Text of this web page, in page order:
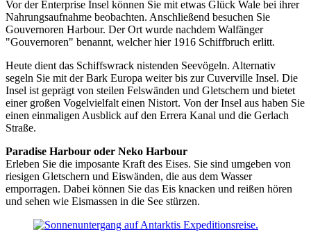
Vor der Enterprise Insel können Sie mit etwas Glück Wale bei ihrer
Nahrungsaufnahme beobachten. Anschließend besuchen Sie
Gouvernoren Harbour. Der Ort wurde nachdem Walfänger
"Gouvernoren" benannt, welcher hier 1916 Schiffbruch erlitt.
Heute dient das Schiffswrack nistenden Seevögeln. Alternativ
segeln Sie mit der Bark Europa weiter bis zur Cuverville Insel. Die
Insel ist geprägt von steilen Felswänden und Gletschern und bietet
einer großen Vogelvielfalt einen Nistort. Von der Insel aus haben Sie
einen einmaligen Ausblick auf den Errera Kanal und die Gerlach
Straße.
Paradise Harbour oder Neko Harbour
Erleben Sie die imposante Kraft des Eises. Sie sind umgeben von
riesigen Gletschern und Eiswänden, die aus dem Wasser
emporragen. Dabei können Sie das Eis knacken und reißen hören
und sehen wie Eismassen in die See stürzen.